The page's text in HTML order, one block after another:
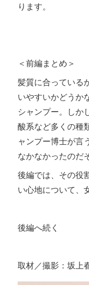
ります。
＜前編まとめ＞
髪質に合っている
いやすいかどうか
シャンプー。しか
酸系など多くの種
ャンプー博士が言
なかなかったのだ
後編では、その役
い心地について、
後編へ続く
取材／撮影：坂上